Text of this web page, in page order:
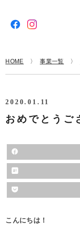
HOME 事業一覧
2020.01.11
おめでとうご
こんにちは！